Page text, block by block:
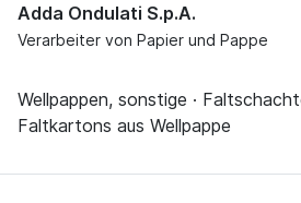
Adda Ondulati S.p.A.
Verarbeiter von Papier und Pappe
Wellpappen, sonstige ·
Faltkartons aus Wellpappe